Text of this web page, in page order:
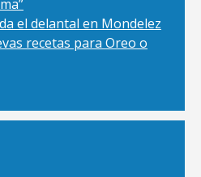
el delantal en Mondelez
recetas para Oreo o